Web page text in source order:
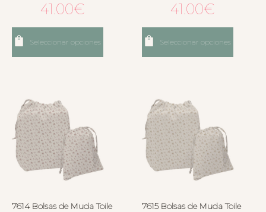
41.00€
Seleccionar opciones
41.00€
Seleccionar opciones
7614 Bolsas de Muda Toile
7615 Bolsas de Muda Toile